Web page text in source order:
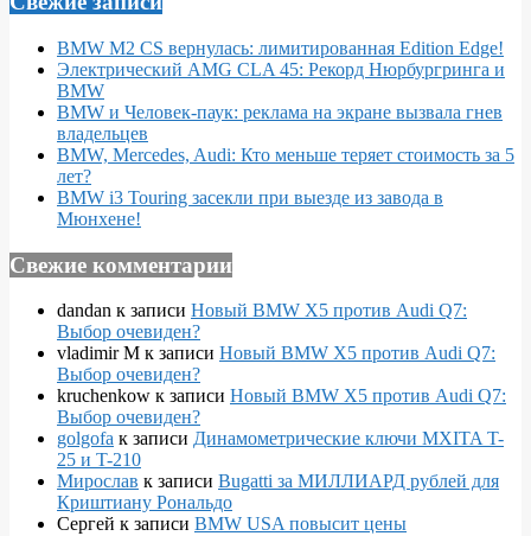
BMW M2 CS вернулась: лимитированная Edition Edge!
Электрический AMG CLA 45: Рекорд Нюрбургринга и
BMW
BMW и Человек-паук: реклама на экране вызвала гнев
владельцев
BMW, Mercedes, Audi: Кто меньше теряет стоимость за 5
лет?
BMW i3 Touring засекли при выезде из завода в
Мюнхене!
Свежие комментарии
dandan к записи Новый BMW X5 против Audi Q7:
Выбор очевиден?
vladimir M к записи Новый BMW X5 против Audi Q7:
Выбор очевиден?
kruchenkow к записи Новый BMW X5 против Audi Q7:
Выбор очевиден?
golgofa к записи Динамометрические ключи MXITA T-
25 и T-210
Мирослав к записи Bugatti за МИЛЛИАРД рублей для
Криштиану Рональдо
Сергей к записи BMW USA повысит цены